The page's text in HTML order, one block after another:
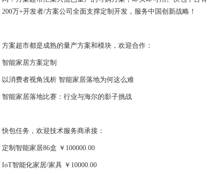
200万+开发者/方案公司全面支撑定制开发，服务中国创新战略！
方案超市都是成熟的量产方案和模块，欢迎合作：
智能家居方案定制
以消费者视角浅析 智能家居落地为何这么难
智能家居落地比赛：行业与海尔的影子挑战
快包任务，欢迎技术服务商承接：
定制智能家居86盒 ￥100000.00
IoT智能化家居/家具 ￥10000.00